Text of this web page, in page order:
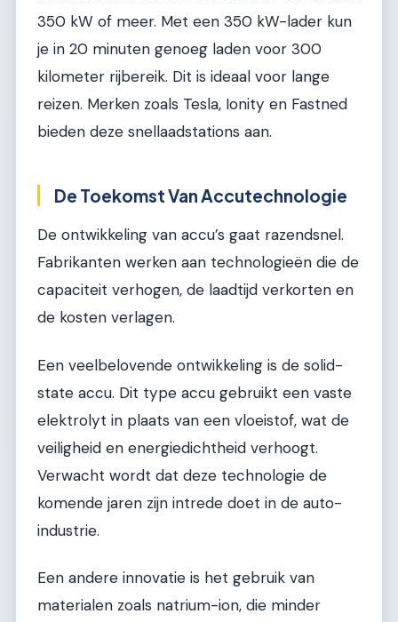
350 kW of meer. Met een 350 kW-lader kun
je in 20 minuten genoeg laden voor 300
kilometer rijbereik. Dit is ideaal voor lange
reizen. Merken zoals Tesla, Ionity en Fastned
bieden deze snellaadstations aan.
De Toekomst Van Accutechnologie
De ontwikkeling van accu’s gaat razendsnel.
Fabrikanten werken aan technologieën die de
capaciteit verhogen, de laadtijd verkorten en
de kosten verlagen.
Een veelbelovende ontwikkeling is de solid-
state accu. Dit type accu gebruikt een vaste
elektrolyt in plaats van een vloeistof, wat de
veiligheid en energiedichtheid verhoogt.
Verwacht wordt dat deze technologie de
komende jaren zijn intrede doet in de auto-
industrie.
Een andere innovatie is het gebruik van
materialen zoals natrium-ion, die minder